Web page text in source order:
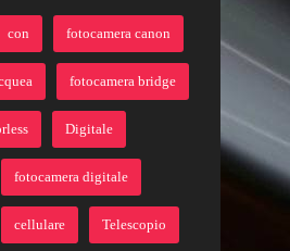
con fotocamera canon
fotocamera bridge
Digitale
fotocamera digitale
cellulare Telescopio